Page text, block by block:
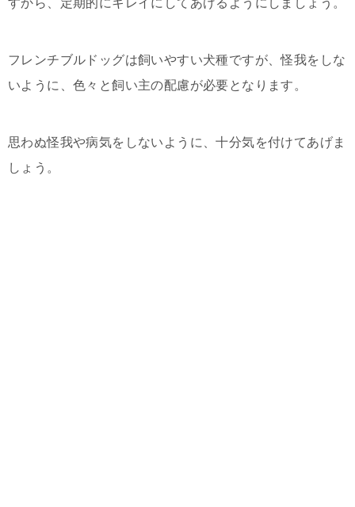
すから、定期的にキレイにしてあげるようにしましょう。
フレンチブルドッグは飼いやすい犬種ですが、怪我をしな
いように、色々と飼い主の配慮が必要となります。
思わぬ怪我や病気をしないように、十分気を付けてあげま
しょう。